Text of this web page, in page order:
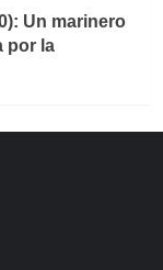
Un marinero
por la